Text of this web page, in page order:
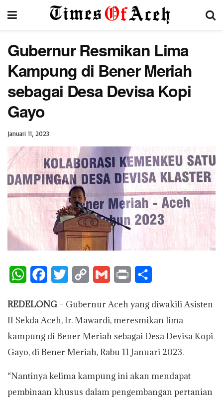
Gubernur Resmikan Lima
Kampung di Bener Meriah
sebagai Desa Devisa Kopi
Gayo
Januari 11, 2023
W
a
t
s
A
p
p
c
e
b
o
k
i
t
t
e
r
p
y
L
n
k
a
i
l
i
n
t
a
r
e
REDELONG – Gubernur Aceh yang diwakili Asisten
II Sekda Aceh, Ir. Mawardi, meresmikan lima
kampung di Bener Meriah sebagai Desa Devisa Kopi
Gayo, di Bener Meriah, Rabu 11 Januari 2023.
“Nantinya kelima kampung ini akan mendapat
pembinaan khusus dalam pengembangan pertanian